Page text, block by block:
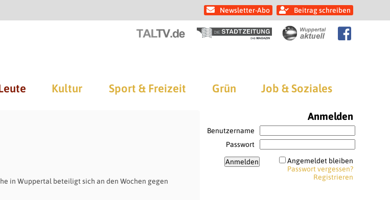
Newsletter-Abo Beitrag schreiben
Kultur Sport & Freizeit Grün Job & Soziales
in Wuppertal beteiligt sich an den Wochen gegen
Anmelden
Benutzername
Passwort
Angemeldet bleiben
Passwort vergessen?
Registrieren